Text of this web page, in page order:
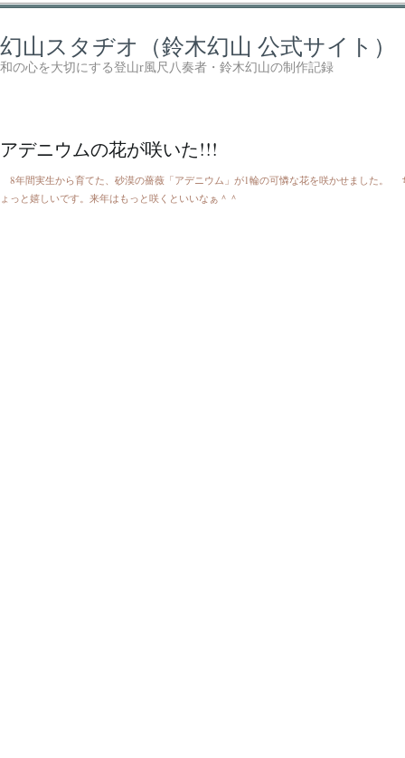
幻山スタヂオ（鈴木幻山 公式サイト
和の心を大切にする登山r風尺八奏者・鈴木幻山の制作記録
アデニウムの花が咲いた!!!
8年間実生から育てた、砂漠の薔薇「アデニウム」が1輪の可憐な花を咲かせました。
ょっと嬉しいです。来年はもっと咲くといいなぁ＾＾